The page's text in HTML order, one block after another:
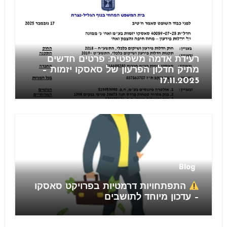
חוזים
רעידת אדמה משפטית: פרטים חדשים
מתיק חדלון הפרעון של סאסקו יזמות –
17.11.2025
Blog
התפתחויות דרמטיות בפרויקט סאסקו
– עדכון מיוחד לתושבים